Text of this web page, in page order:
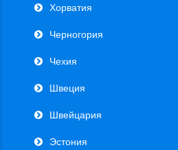
Хорватия
Черногория
Чехия
Швеция
Швейцария
Эстония